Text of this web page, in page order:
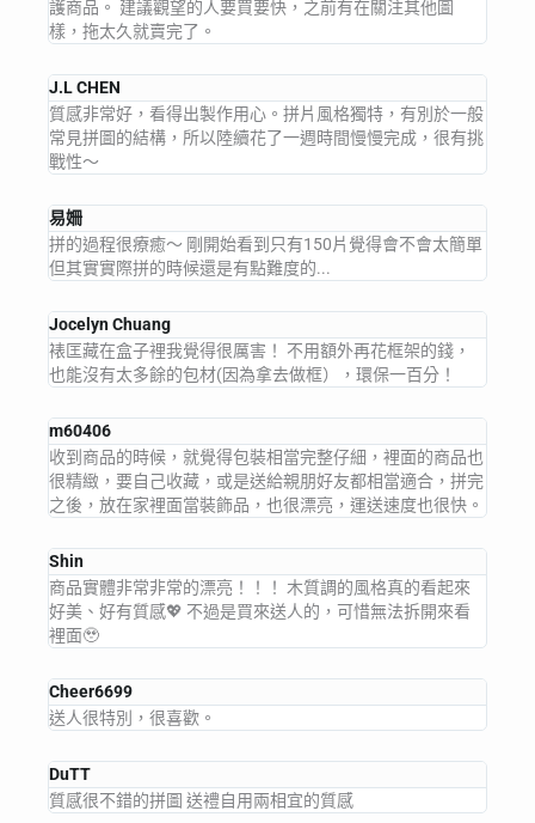
護商品。 建議觀望的人要買要快，之前有在關注其他圖
樣，拖太久就賣完了。
J.L CHEN
質感非常好，看得出製作用心。拼片風格獨特，有別於一般
常見拼圖的結構，所以陸續花了一週時間慢慢完成，很有挑
戰性～
易姍
拼的過程很療癒～ 剛開始看到只有150片覺得會不會太簡單
但其實實際拼的時候還是有點難度的...
Jocelyn Chuang
裱匡藏在盒子裡我覺得很厲害！ 不用額外再花框架的錢，
也能沒有太多餘的包材(因為拿去做框），環保一百分！
m60406
收到商品的時候，就覺得包裝相當完整仔細，裡面的商品也
很精緻，要自己收藏，或是送給親朋好友都相當適合，拼完
之後，放在家裡面當裝飾品，也很漂亮，運送速度也很快。
Shin
商品實體非常非常的漂亮！！！ 木質調的風格真的看起來
好美、好有質感💖 不過是買來送人的，可惜無法拆開來看
裡面🥹
Cheer6699
送人很特別，很喜歡。
DuTT
質感很不錯的拼圖 送禮自用兩相宜的質感